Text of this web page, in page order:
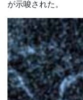
が示唆された。